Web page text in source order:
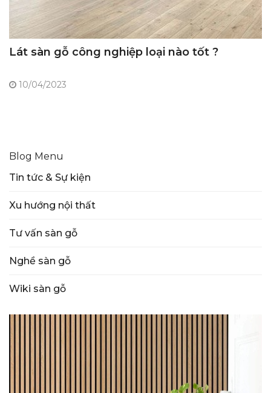
Lát sàn gỗ công nghiệp loại nào tốt ?
10/04/2023
Blog Menu
Tin tức & Sự kiện
Xu hướng nội thất
Tư vấn sàn gỗ
Nghề sàn gỗ
Wiki sàn gỗ